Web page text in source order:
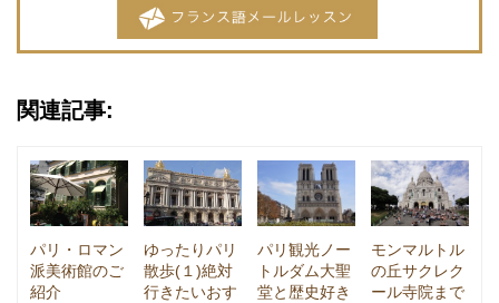
関連記事:
パリ・ロマン
派美術館のご
紹介
ゆったりパリ
散歩(１)絶対
行きたいおす
パリ観光ノー
トルダム大聖
堂と歴史好き
モンマルトル
の丘サクレク
ール寺院まで